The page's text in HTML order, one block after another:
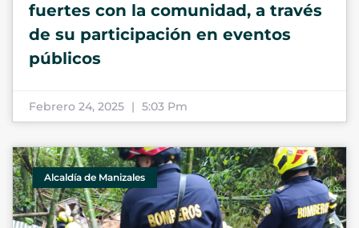
fuertes con la comunidad, a través
de su participación en eventos
públicos
Febrero 24, 2025 5:03 Pm
Alcaldía de Manizales